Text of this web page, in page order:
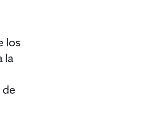
los
la
de